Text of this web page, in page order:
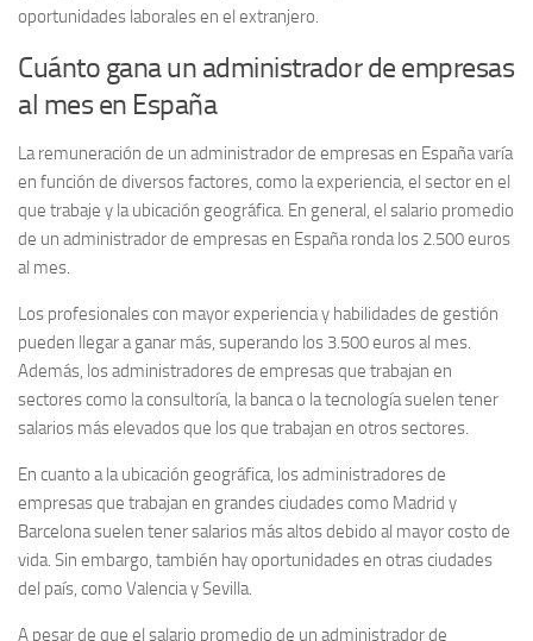
oportunidades laborales en el extranjero.
Cuánto gana un administrador de empresas
al mes en España
La remuneración de un administrador de empresas en España varía
en función de diversos factores, como la experiencia, el sector en el
que trabaje y la ubicación geográfica. En general, el salario promedio
de un administrador de empresas en España ronda los 2.500 euros
al mes.
Los profesionales con mayor experiencia y habilidades de gestión
pueden llegar a ganar más, superando los 3.500 euros al mes.
Además, los administradores de empresas que trabajan en
sectores como la consultoría, la banca o la tecnología suelen tener
salarios más elevados que los que trabajan en otros sectores.
En cuanto a la ubicación geográfica, los administradores de
empresas que trabajan en grandes ciudades como Madrid y
Barcelona suelen tener salarios más altos debido al mayor costo de
vida. Sin embargo, también hay oportunidades en otras ciudades
del país, como Valencia y Sevilla.
A pesar de que el salario promedio de un administrador de